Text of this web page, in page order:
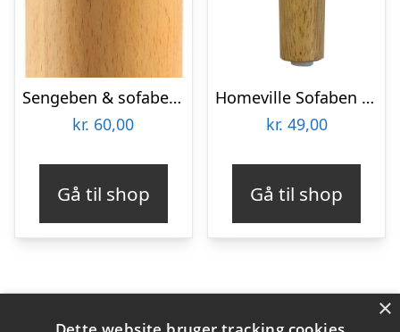
Sengeben & sofaben Kave Home S H25 cm massiv naturtræ nordisk design
kr. 60,00
Gå til shop
Homeville Sofaben uden plade til Ystad
kr. 49,00
Gå til shop
Varekategorier
×